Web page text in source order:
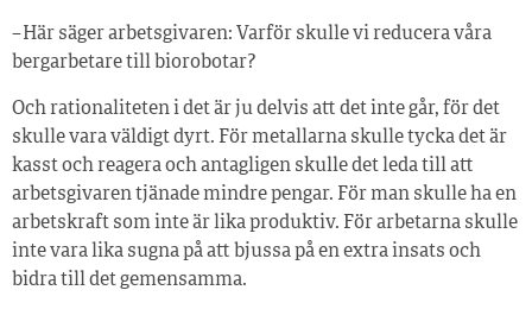
– Här säger arbetsgivaren: Varför skulle vi reducera våra
bergarbetare till biorobotar?
Och rationaliteten i det är ju delvis att det inte går, för det
skulle vara väldigt dyrt. För metallarna skulle tycka det är
kasst och reagera och antagligen skulle det leda till att
arbetsgivaren tjänade mindre pengar. För man skulle ha en
arbetskraft som inte är lika produktiv. För arbetarna skulle
inte vara lika sugna på att bjussa på en extra insats och
bidra till det gemensamma.